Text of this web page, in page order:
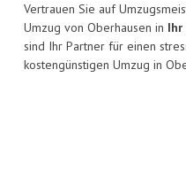
Vertrauen Sie auf
Umzug von Oberhausen in Ihr
sind Ihr Partner für einen
kostengünstigen Umzug in